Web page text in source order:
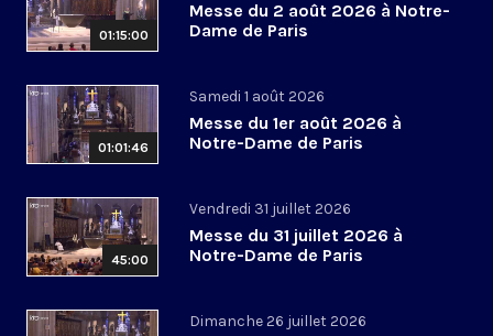
01:15:00
Messe du 2 août 2026 à Notre-
Dame de Paris
01:01:46
Samedi 1 août 2026
Messe du 1er août 2026 à
Notre-Dame de Paris
45:00
Vendredi 31 juillet 2026
Messe du 31 juillet 2026 à
Notre-Dame de Paris
Dimanche 26 juillet 2026